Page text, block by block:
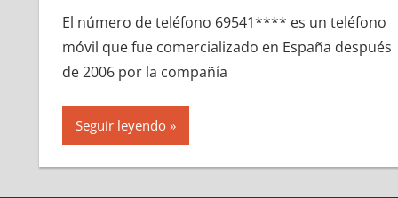
El número dе teléfono 69541**** es un teléfono
móvil quе fue comercializado en España después
dе 2006 pοr la compañía
Seguir leyendo